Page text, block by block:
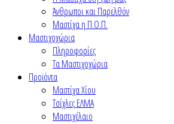
Άνθρωποι και Παρελθόν
Μαστίχα η Π.Ο.Π.
Μαστιχοχώρια
Πληροφορίες
Τα Μαστιχοχώρια
Προϊόντα
Μαστίχα Χίου
Τσίχλες ΕΛΜΑ
Μαστιχέλαιο